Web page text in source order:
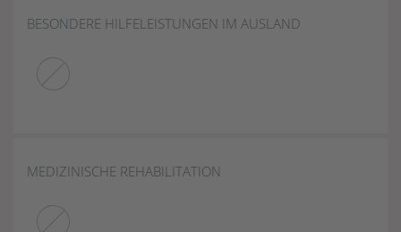
BESONDERE HILFELEISTUNGEN IM AUSLAND
MEDIZINISCHE REHABILITATION